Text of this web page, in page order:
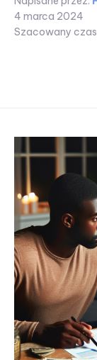
4 marca 2024
Szacowany